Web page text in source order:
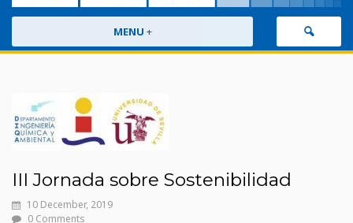
MENU +
III Jornada sobre Sostenibilidad
10 December, 2019
0 Comments